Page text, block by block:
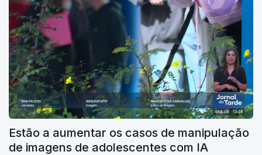
Estão a aumentar os casos de manipulação
de imagens de adolescentes com IA